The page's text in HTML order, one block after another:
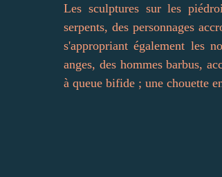
Les sculptures sur les
serpents, des personnages
s'appropriant également les
anges, des hommes barbus,
à queue bifide ; une chouette